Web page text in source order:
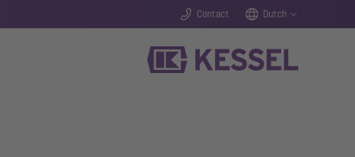
Contact Dutch